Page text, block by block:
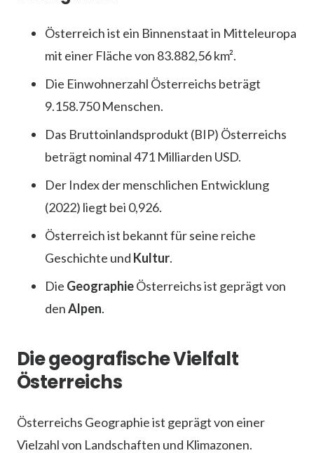
Österreich ist ein Binnenstaat in Mitteleuropa
mit einer Fläche von 83.882,56 km².
Die Einwohnerzahl Österreichs beträgt
9.158.750 Menschen.
Das Bruttoinlandsprodukt (BIP) Österreichs
beträgt nominal 471 Milliarden USD.
Der Index der menschlichen Entwicklung
(2022) liegt bei 0,926.
Österreich ist bekannt für seine reiche
Geschichte und Kultur.
Die GeographieÖsterreichs ist geprägt von
denAlpen.
Die geografische Vielfalt
Österreichs
Österreichs Geographie ist geprägt von einer
Vielzahl von Landschaften und Klimazonen.